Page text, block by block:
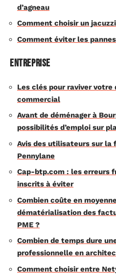
d’agneau
Comment choisir un
Comment éviter les
Entreprise
Les clés pour raviver votre
commercial
Avant de déménager à
possibilités d’emploi sur
Avis des utilisateurs sur la
Pennylane
Cap-btp.com : les erreurs
inscrits à éviter
Combien coûte en
dématérialisation des
PME ?
Combien de temps dure
professionnelle en
Comment choisir entre